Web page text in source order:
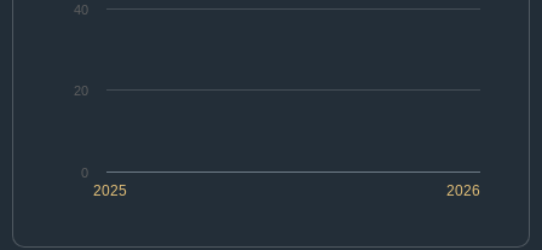
2025 2026
0
20
40